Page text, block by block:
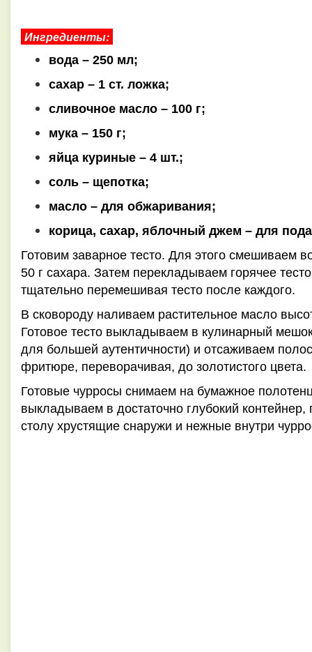
Ингредиенты:
вода – 250 мл;
сахар – 1 ст. ложка;
сливочное масло – 100 г;
мука – 150 г;
яйца куриные – 4 шт.;
соль – щепотка;
масло – для обжаривания;
корица, сахар, ⁠яблочный джем – для
Готовим заварное тесто. Для этого смешиваем
50 г сахара. Затем перекладываем горячее
тщательно перемешивая тесто после каждого.
В сковороду наливаем растительное масло
Готовое тесто выкладываем в кулинарный
для большей аутентичности) и отсаживаем
фритюре, переворачивая, до золотистого цвета.
Готовые чурросы снимаем на бумажное
выкладываем в достаточно глубокий
столу хрустящие снаружи и нежные внутри